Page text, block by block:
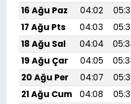
16 Ağu Paz
04:02
17 Ağu Pts
04:03
18 Ağu Sal
04:04
19 Ağu Çar
04:05
20 Ağu Per
04:07
21 Ağu Cum
04:08